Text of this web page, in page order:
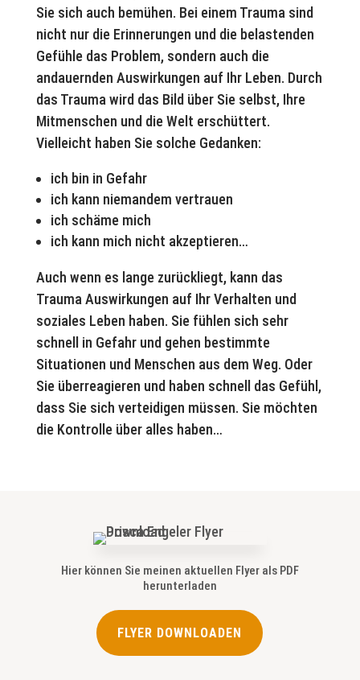
Sie sich auch bemühen. Bei einem Trauma sind
nicht nur die Erinnerungen und die belastenden
Gefühle das Problem, sondern auch die
andauernden Auswirkungen auf Ihr Leben. Durch
das Trauma wird das Bild über Sie selbst, Ihre
Mitmenschen und die Welt erschüttert.
Vielleicht haben Sie solche Gedanken:
ich bin in Gefahr
ich kann niemandem vertrauen
ich schäme mich
ich kann mich nicht akzeptieren…
Auch wenn es lange zurückliegt, kann das
Trauma Auswirkungen auf Ihr Verhalten und
soziales Leben haben. Sie fühlen sich sehr
schnell in Gefahr und gehen bestimmte
Situationen und Menschen aus dem Weg. Oder
Sie überreagieren und haben schnell das Gefühl,
dass Sie sich verteidigen müssen. Sie möchten
die Kontrolle über alles haben…
Hier können Sie meinen aktuellen Flyer als PDF
herunterladen
FLYER DOWNLOADEN